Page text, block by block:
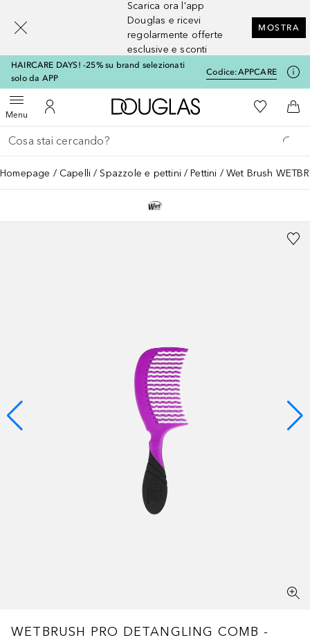
Scarica ora l'app
Douglas e ricevi
regolarmente offerte
esclusive e sconti
MOSTRA
HAIRCARE DAYS! -25% su brand selezionati
solo da APP
Codice:APPCARE
MenuApri menuAl Mio Account
A Douglas HomeAlla Mia
Al
Torna indietro
Esegui ricerca
Homepage Capelli Spazzole e pettini Pettini Wet Brush
WETBRUSH PRO DETANGLING COMB -
[navigation.slideout.screenreader]